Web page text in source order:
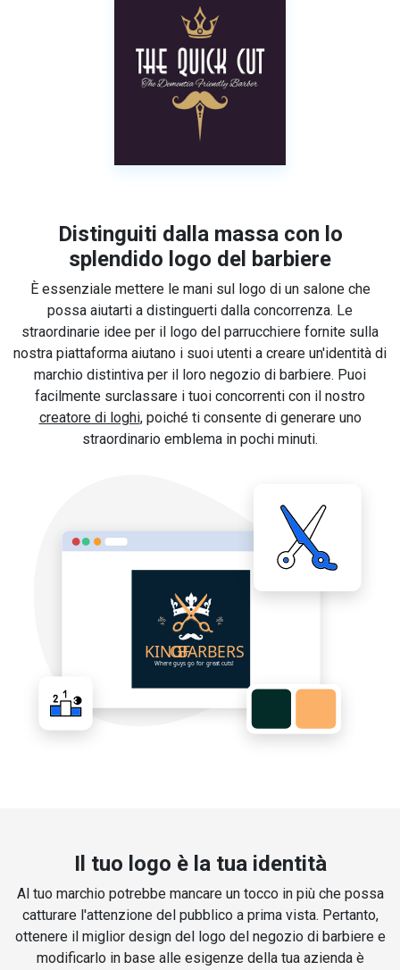
Distinguiti dalla massa con lo
splendido logo del barbiere
È essenziale mettere le mani sul logo di un salone che
possa aiutarti a distinguerti dalla concorrenza. Le
straordinarie idee per il logo del parrucchiere fornite sulla
nostra piattaforma aiutano i suoi utenti a creare un'identità di
marchio distintiva per il loro negozio di barbiere. Puoi
facilmente surclassare i tuoi concorrenti con il nostro
creatore di loghi, poiché ti consente di generare uno
straordinario emblema in pochi minuti.
Il tuo logo è la tua identità
Al tuo marchio potrebbe mancare un tocco in più che possa
catturare l'attenzione del pubblico a prima vista. Pertanto,
ottenere il miglior design del logo del negozio di barbiere e
modificarlo in base alle esigenze della tua azienda è